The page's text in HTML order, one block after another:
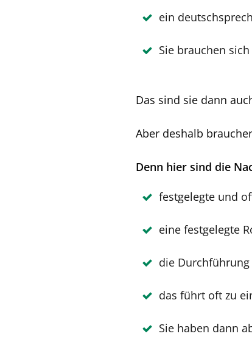
ein
Sie brauchen
Das sind sie dann
Aber deshalb
Denn hier sind die
festgelegte und
eine festgelegte
die
das führt oft zu
Sie haben dann